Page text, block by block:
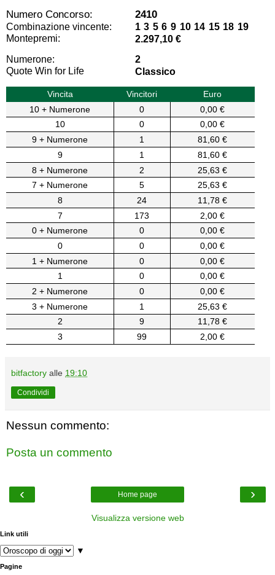
Numero Concorso: 2410
Combinazione vincente:
1 3 5 6 9 10 14 15 18 19
Montepremi:
2.297,10 €
Numerone:
2
Quote Win for Life
Classico
Vincita Vincitori
Euro
10 + Numerone
0
0,00 €
10
0
0,00 €
9 + Numerone
1
81,60 €
9
1
81,60 €
8 + Numerone
2
25,63 €
7 + Numerone
5
25,63 €
8
24
11,78 €
7
173
2,00 €
0 + Numerone
0
0,00 €
0
0
0,00 €
1 + Numerone
0
0,00 €
1
0
0,00 €
2 + Numerone
0
0,00 €
3 + Numerone
1
25,63 €
2
9
11,78 €
3
99 2,00 €
bitfactory alle 19:10
Condividi
Nessun commento:
Posta un commento
‹ ›
Home page
Visualizza versione web
Link utili
▼
Pagine